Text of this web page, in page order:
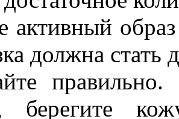
активный
должна стать
берегите